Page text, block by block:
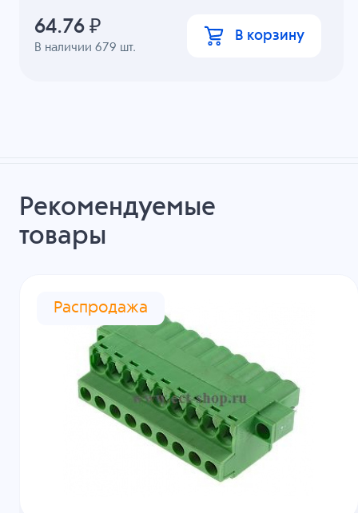
В наличии679 шт.
64.76 ₽ В корзину
Рекомендуемые
товары
Распродажа